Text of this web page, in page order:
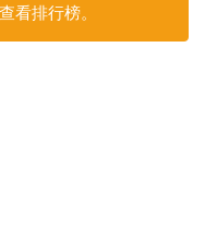
看排行榜。